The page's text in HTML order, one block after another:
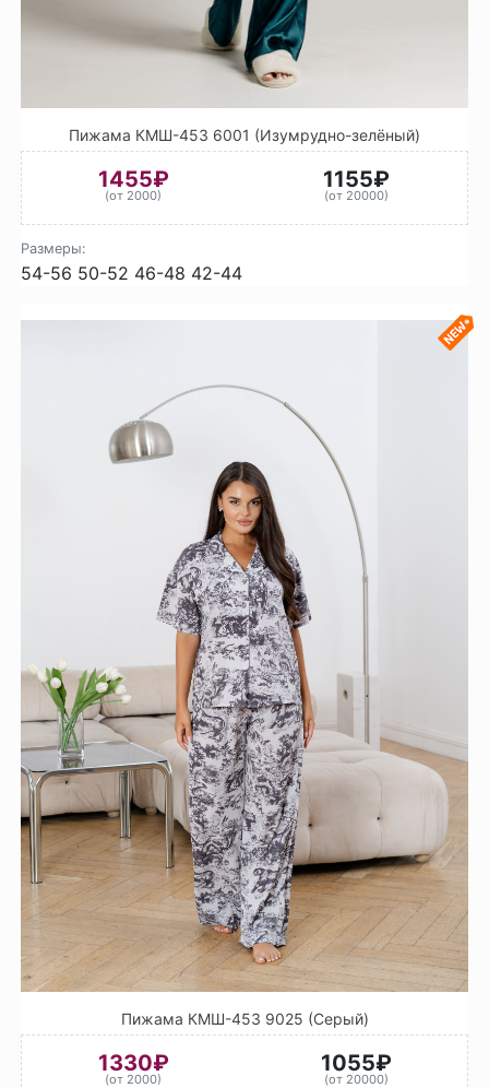
Пижама КМШ-453 6001 (Изумрудно-зелёный)
1455₽
(от 2000)
1155₽
(от 20000)
Размеры:
54-56 50-52 46-48 42-44
Пижама КМШ-453 9025 (Серый)
1330₽
(от 2000)
1055₽
(от 20000)